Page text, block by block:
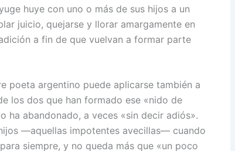
huye con uno o más de sus hijos a un
juicio, quejarse y llorar amargamente en
a fin de que vuelvan a formar parte
poeta argentino puede aplicarse también a
los dos que han formado ese «nido de
ha abandonado, a veces «sin decir adiós».
—aquellas impotentes avecillas— cuando
siempre, y no queda más que «un poco